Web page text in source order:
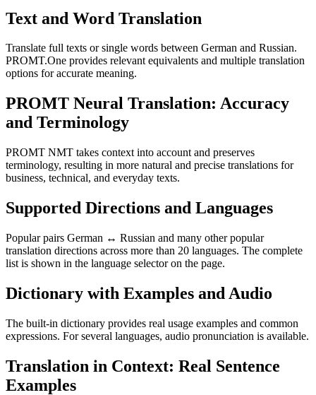
Text and Word Translation
Translate full texts or single words between German and Russian.
PROMT.One provides relevant equivalents and multiple translation
options for accurate meaning.
PROMT Neural Translation: Accuracy
and Terminology
PROMT NMT takes context into account and preserves
terminology, resulting in more natural and precise translations for
business, technical, and everyday texts.
Supported Directions and Languages
Popular pairs German ↔ Russian and many other popular
translation directions across more than 20 languages. The complete
list is shown in the language selector on the page.
Dictionary with Examples and Audio
The built-in dictionary provides real usage examples and common
expressions. For several languages, audio pronunciation is available.
Translation in Context: Real Sentence
Examples